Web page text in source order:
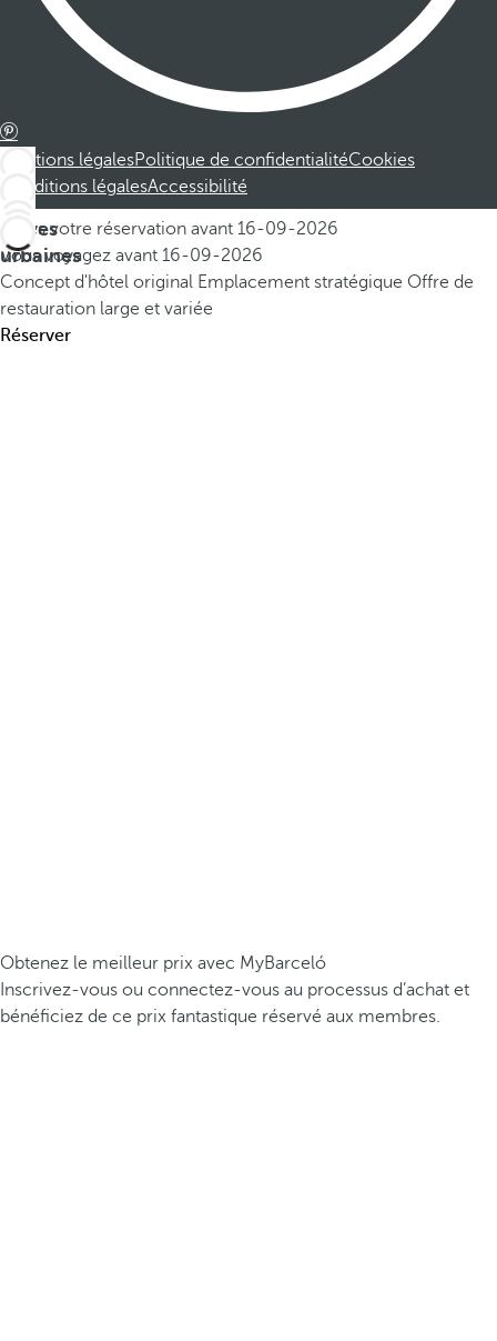
Mentions légalesPolitique de confidentialitéCookies
Conditions légalesAccessibilité
Offres
urbaines
Faites votre réservation avant 16-09-2026
Vous voyagez avant 16-09-2026
Concept d'hôtel original Emplacement stratégique Offre de
restauration large et variée
Réserver
Obtenez le meilleur prix avec MyBarceló
Inscrivez-vous ou connectez-vous au processus d’achat et
bénéficiez de ce prix fantastique réservé aux membres.